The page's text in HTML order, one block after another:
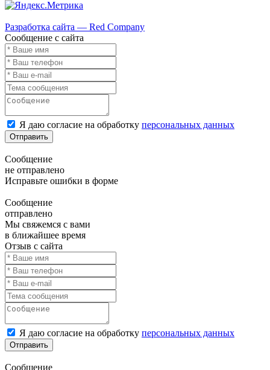
Разработка сайта — Red Company
Сообщение с сайта
Я даю согласие на обработку персональных данных
Отправить
Сообщение
не отправлено
Исправьте ошибки в форме
Сообщение
отправлено
Мы свяжемся с вами
в ближайшее время
Отзыв с сайта
Я даю согласие на обработку персональных данных
Отправить
Сообщение